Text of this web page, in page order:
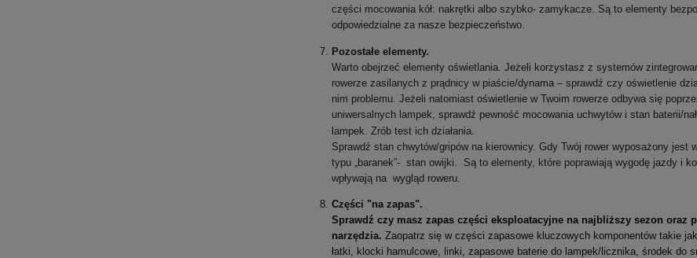
części mocowania kół: nakrętki albo szybko- zamykacze. Są to elementy
odpowiedzialne za nasze bezpieczeństwo.
Pozostałe elementy.
Warto obejrzeć elementy oświetlania. Jeżeli korzystasz z systemów
rowerze zasilanych z prądnicy w piaście/dynama – sprawdź czy oświetlenie
nim problemu. Jeżeli natomiast oświetlenie w Twoim rowerze odbywa się
uniwersalnych lampek, sprawdź pewność mocowania uchwytów i stan baterii/
lampek. Zrób test ich działania.
Sprawdź stan chwytów/gripów na kierownicy. Gdy Twój rower wyposażony jest
typu „baranek”- stan owijki. Są to elementy, które poprawiają wygodę jazdy i
wpływają na wygląd roweru.
Części "na zapas".
Sprawdź czy masz zapas części eksploatacyjne na najbliższy sezon oraz
narzędzia. Zaopatrz się w części zapasowe kluczowych komponentów takie
łatki, klocki hamulcowe, linki, zapasowe baterie do lampek/licznika, środek do